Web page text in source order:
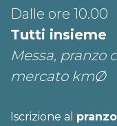
Dalle ore 10.00
Tutti insieme
Messa, pranzo
mercato kmØ
Iscrizione al